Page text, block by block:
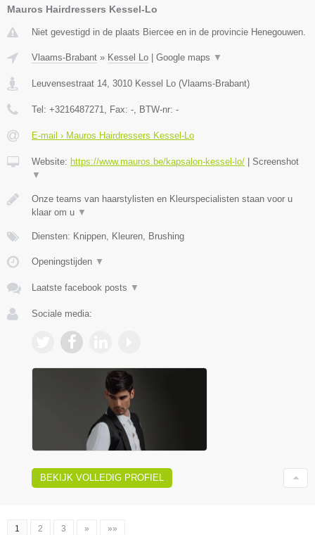
Mauros Hairdressers Kessel-Lo
Niet gevestigd in de plaats Biercee en in de provincie Henegouwen.
Vlaams-Brabant » Kessel Lo Google maps ▼
Leuvensestraat 14, 3010 Kessel Lo (Vlaams-Brabant)
Tel: +3216487271, Fax: -, BTW-nr: -
E-mail › Mauros Hairdressers Kessel-Lo
Website: https://www.mauros.be/kapsalon-kessel-lo/
Screenshot
▼
Onze teams van haarstylisten en Kleurspecialisten staan voor u
klaar om u ▼
Diensten: Knippen, Kleuren, Brushing
Openingstijden ▼
Laatste facebook posts ▼
Sociale media:
BEKIJK VOLLEDIG PROFIEL
1 2 3 » »»